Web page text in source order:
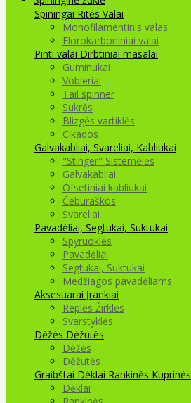
Spiningai Ritės Valai
Monofilamentinis valas
Florokarboniniai valai
Pinti valai Dirbtiniai masalai
Guminukai
Vobleriai
Tail spinner
Sukrės
Blizgės vartiklės
Cikados
Galvakabliai, Svareliai, Kabliukai
"Stinger" Sistemėlės
Galvakabliai
Ofsetiniai kabliukai
Čeburaškos
Svareliai
Pavadėliai, Segtukai, Suktukai
Spyruoklės
Pavadėliai
Segtukai, Suktukai
Medžiagos pavadėliams
Aksesuarai Įrankiai
Replės Žirklės
Svarstyklės
Dėžės Dėžutės
Dėžės
Dėžutės
Graibštai Dėklai Rankinės Kuprinės
Dėklai